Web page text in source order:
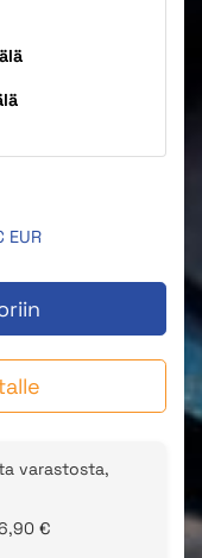
EUR
varastosta,
€